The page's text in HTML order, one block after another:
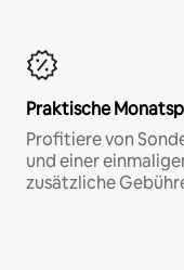
Praktische
Profitiere von
und einer
zusätzliche